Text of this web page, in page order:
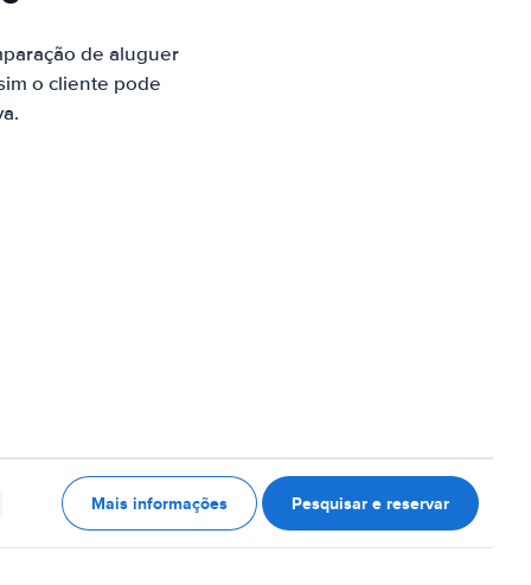
de aluguer
o cliente pode
Mais informações Pesquisar e reservar